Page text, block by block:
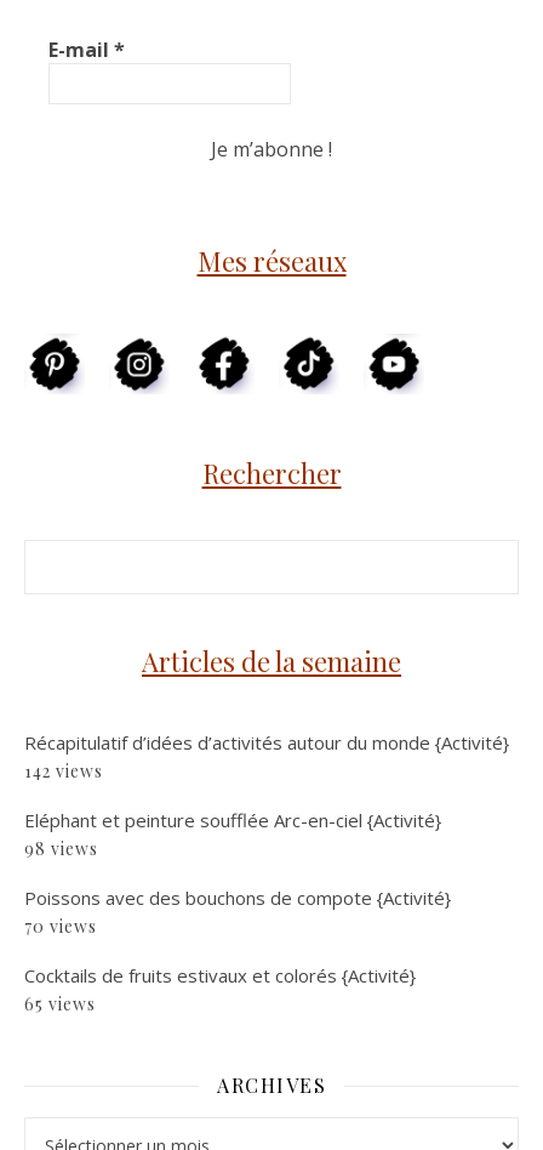
E-mail *
Mes réseaux
Rechercher
Articles de la semaine
Récapitulatif d’idées d’activités autour du monde {Activité}
142 views
Eléphant et peinture soufflée Arc-en-ciel {Activité}
98 views
Poissons avec des bouchons de compote {Activité}
70 views
Cocktails de fruits estivaux et colorés {Activité}
65 views
ARCHIVES